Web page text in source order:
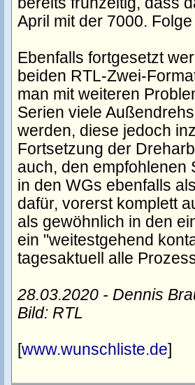
April mit der 7000.
Ebenfalls fortgesetzt
beiden RTL-Zwei-
man mit weiteren
Serien viele
werden, diese jedoch
Fortsetzung der
auch, den empfohlenen
in den WGs ebenfalls
dafür, vorerst komplett
als gewöhnlich in den
ein weitestgehend
tagesaktuell alle
28.03.2020 - Dennis
Bild: RTL
[www.wunschliste.de]